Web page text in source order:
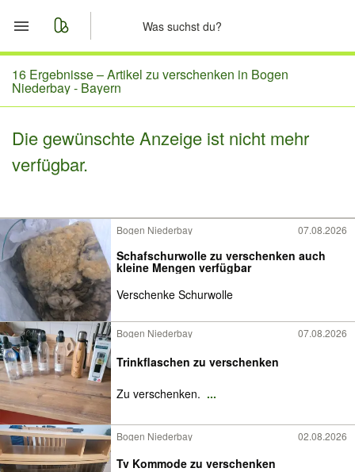
Start
Merkliste
Nachrichten
16 Ergebnisse –Artikel zu verschenken in Bogen
Niederbay - Bayern
Die gewünschte Anzeige ist nicht mehr
verfügbar.
Bogen Niederbay 07.08.2026
Schafschurwolle zu verschenken auch
kleine Mengen verfügbar
Verschenke Schurwolle
Bogen Niederbay 07.08.2026
Trinkflaschen zu verschenken
Zu verschenken. ...
Bogen Niederbay 02.08.2026
Tv Kommode zu verschenken